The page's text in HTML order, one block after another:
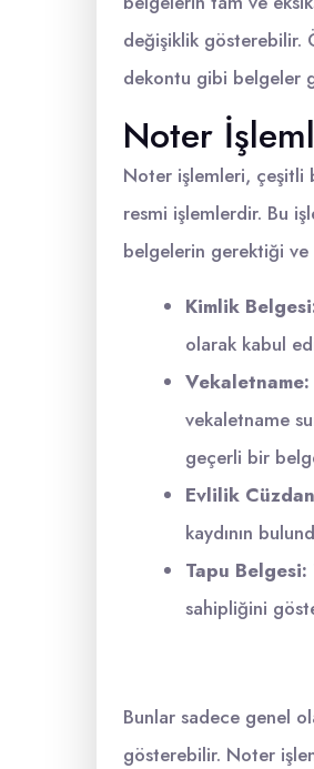
değişiklik gösterebilir.
dekontu gibi belgeler
Noter
Noter işlemleri, çeşitli
resmi işlemlerdir. Bu
belgelerin gerektiği ve
Kimlik
olarak kabul
Vekaletname:
vekaletname
geçerli bir
Evlilik
kaydının
Tapu Belgesi:
sahipliğini
Bunlar sadece genel
gösterebilir. Noter